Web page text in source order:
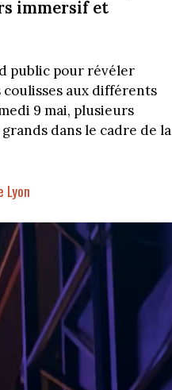
immersif et
public pour révéler
aux différents
9 mai, plusieurs
dans le cadre de la
Lyon